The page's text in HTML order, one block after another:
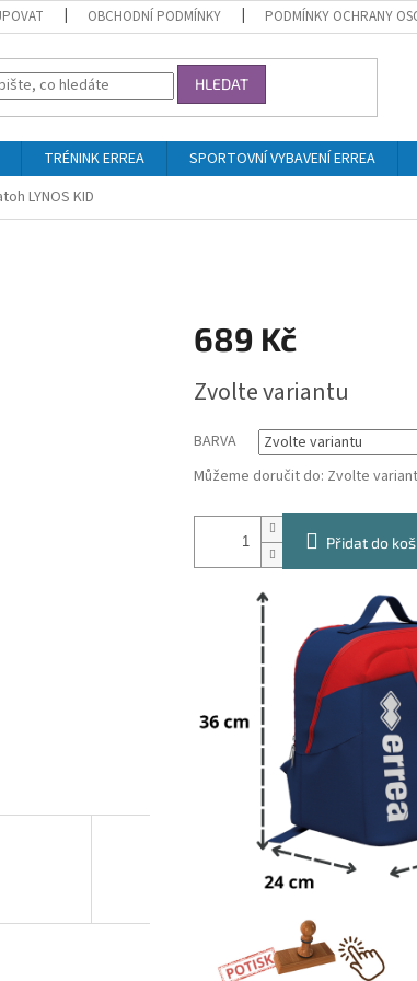
OBCHODNÍ PODMÍNKY PODMÍNKY OCHRANY
HLEDAT
TRÉNINK ERREA
SPORTOVNÍ VYBAVENÍ ERREA
LYNOS KID
689 Kč
cena:
Zvolte variantu
BARVA
Můžeme doručit do: Zvolte
Přidat do